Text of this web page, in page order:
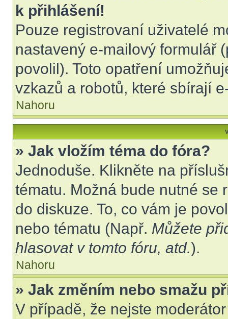
k přihlášení!
Pouze registrovaní uživatelé
nastavený e-mailový formulář
povolil). Toto opatření
vzkazů a robotů, které sbírají
Nahoru
» Jak vložím téma do fóra?
Jednoduše. Klikněte na
tématu. Možná bude nutné se
do diskuze. To, co vám je
nebo tématu (Např. Můžete
hlasovat v tomto fóru, atd.).
Nahoru
» Jak změním nebo smažu
V případě, že nejste